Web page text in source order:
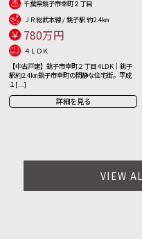
千葉県銚子市幸町２丁目
ＪＲ総武本線 / 銚子駅 約2.4㎞
780万円
４ＬＤＫ
【中古戸建】銚子市幸町２丁目 4LDK｜銚子
駅約2.4㎞ 銚子市幸町の閑静な住宅街。平成
１[...]
詳細を見る
VIEW